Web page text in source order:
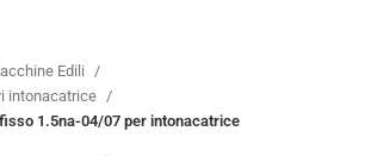
Edili
intonacatrice
1.5na-04/07 per intonacatrice